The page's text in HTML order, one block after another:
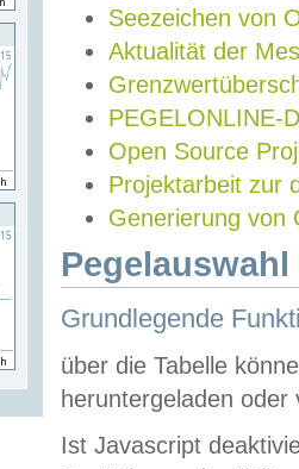
Seezeichen von
Aktualität der
PEGELONLINE-
Open Source
Projektarbeit zur
Generierung von
Grundlegende
über die Tabelle
heruntergeladen oder
Ist Javascript